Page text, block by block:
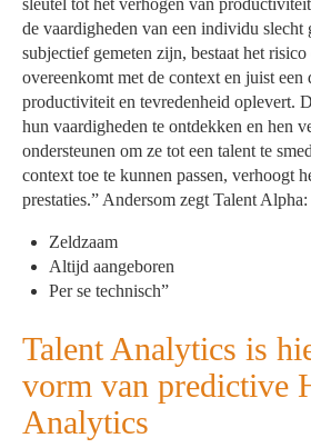
de vaardigheden van een individu slecht
subjectief gemeten zijn, bestaat het
overeenkomt met de context en juist een
productiviteit en tevredenheid oplevert.
hun vaardigheden te ontdekken en hen
ondersteunen om ze tot een talent te
context toe te kunnen passen, verhoogt
prestaties.” Andersom zegt Talent
Zeldzaam
Altijd aangeboren
Per se technisch”
Talent Analytics is
vorm van predictive
Analytics